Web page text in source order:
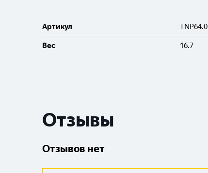
Артикул TNP64.0
Вес 16.7
Отзывы
Отзывов нет